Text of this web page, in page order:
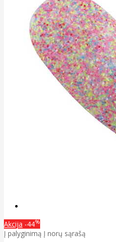
Akcija -44%
Į palyginimą Į norų sąrašą